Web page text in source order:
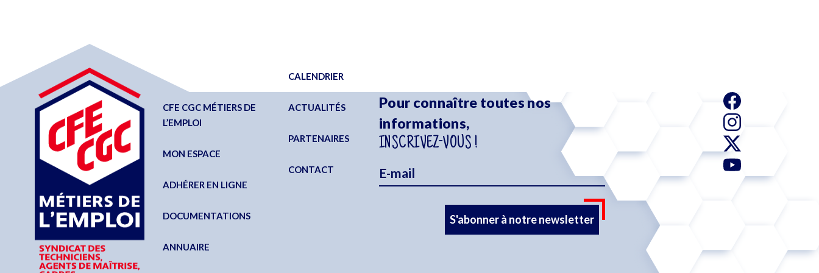
CFE CGC MÉTIERS DE
L’EMPLOI
MON ESPACE
ADHÉRER EN LIGNE
DOCUMENTATIONS
ANNUAIRE
CALENDRIER
ACTUALITÉS
PARTENAIRES
CONTACT
Pour connaître toutes nos
informations,
INSCRIVEZ-VOUS !
S'abonner à notre newsletter